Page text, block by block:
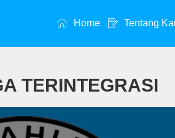
Home Tentang
TERINTEGRASI